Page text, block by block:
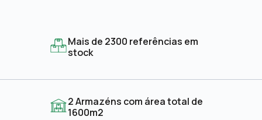
Mais de 2300 referências em
stock
2 Armazéns com área total de
1600m2